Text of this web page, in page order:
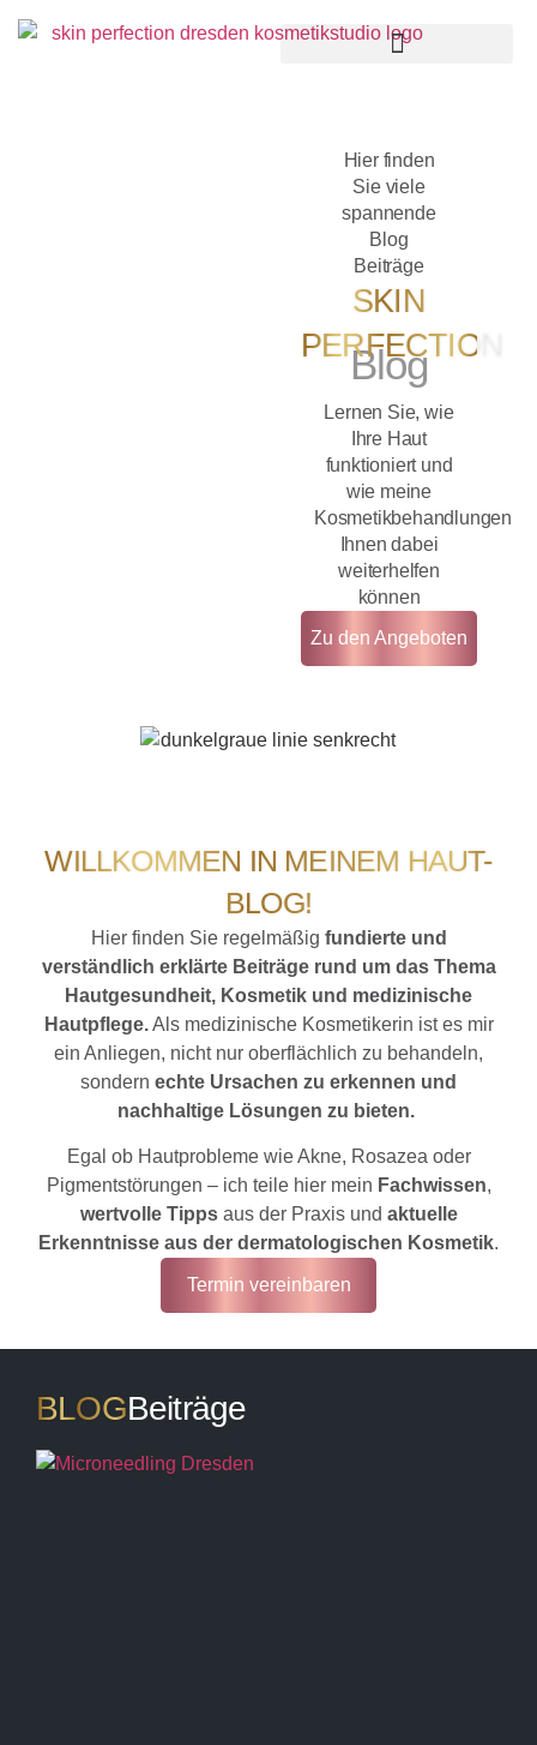
Hier finden
Sie viele
spannende
Blog
Beiträge
SKIN
PERFECTION
Blog
Lernen Sie, wie
Ihre Haut
funktioniert und
wie meine
Kosmetikbehandlungen
Ihnen dabei
weiterhelfen
können
Zu den Angeboten
WILLKOMMEN IN MEINEM HAUT-
BLOG!
Hier finden Sie regelmäßig fundierte und
verständlich erklärte Beiträge rund um das Thema
Hautgesundheit, Kosmetik und medizinische
Hautpflege.Als medizinische Kosmetikerin ist es mir
ein Anliegen, nicht nur oberflächlich zu behandeln,
sondern echte Ursachen zu erkennen und
nachhaltige Lösungen zu bieten.
Egal ob Hautprobleme wie Akne, Rosazea oder
Pigmentstörungen – ich teile hier mein Fachwissen,
wertvolle Tippsaus der Praxis und aktuelle
Erkenntnisse aus der dermatologischen Kosmetik.
Termin vereinbaren
BLOGBeiträge